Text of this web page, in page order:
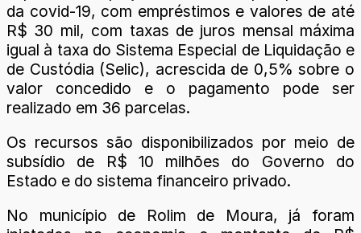
da covid-19, com empréstimos e valores de até
R$ 30 mil, com taxas de juros mensal máxima
igual à taxa do Sistema Especial de Liquidação e
de Custódia (Selic), acrescida de 0,5% sobre o
valor concedido e o pagamento pode ser
realizado em 36 parcelas.
Os recursos são disponibilizados por meio de
subsídio de R$ 10 milhões do Governo do
Estado e do sistema financeiro privado.
No município de Rolim de Moura, já foram